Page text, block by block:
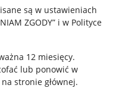
są w ustawieniach
ZGODY” i w Polityce
12 miesięcy.
lub ponowić w
na stronie głównej.